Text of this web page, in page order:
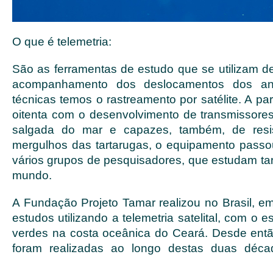
O que é telemetria:
São as ferramentas de estudo que se utilizam
acompanhamento dos deslocamentos dos
técnicas temos o rastreamento por satélite. A
oitenta com o desenvolvimento de
salgada do mar e capazes, também, de
mergulhos das tartarugas, o equipamento
vários grupos de pesquisadores, que estudam
mundo.
A Fundação Projeto Tamar realizou no Brasil,
estudos utilizando a telemetria satelital, com o
verdes na costa oceânica do Ceará. Desde
foram realizadas ao longo destas duas